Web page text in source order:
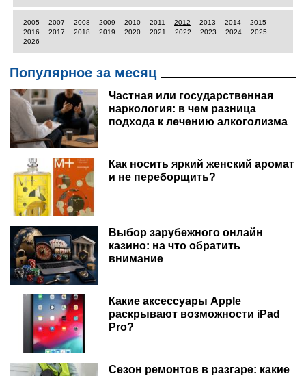
2005 2007 2008 2009 2010 2011 2012 2013 2014
2015
2016
2017 2018 2019 2020 2021 2022 2023 2024
2025
2026
Популярное за месяц
Частная или государственная
наркология: в чем разница
подхода к лечению алкоголизма
Как носить яркий женский аромат
и не переборщить?
Выбор зарубежного онлайн
казино: на что обратить
внимание
Какие аксессуары Apple
раскрывают возможности iPad
Pro?
Сезон ремонтов в разгаре: какие